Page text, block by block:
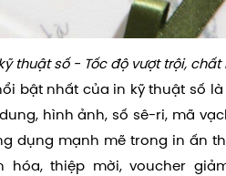
thuật số - Tốc độ vượt trội,
bật nhất của in kỹ thuật số
hình ảnh, số sê-ri, mã
dụng mạnh mẽ trong in ấn
hóa, thiệp mời, voucher